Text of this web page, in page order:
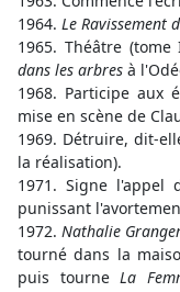
1964. Le Ravissement
1965. Théâtre
dans les arbres à
1968. Participe aux
mise en scène de
1969. Détruire, dit-
la réalisation).
1971. Signe l'appel
punissant
1972.Nathalie
tourné dans la
puis tourneLa